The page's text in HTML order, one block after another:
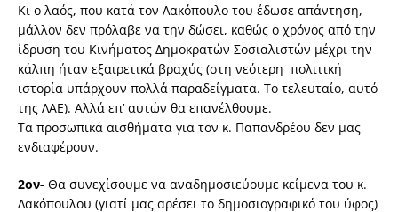
Κι ο λαός, που κατά τον Λακόπουλο του έδωσε απάντηση,
μάλλον δεν πρόλαβε να την δώσει, καθώς ο χρόνος από την
ίδρυση του Κινήματος Δημοκρατών Σοσιαλιστών μέχρι την
κάλπη ήταν εξαιρετικά βραχύς (στη νεότερη πολιτική
ιστορία υπάρχουν πολλά παραδείγματα. Το τελευταίο, αυτό
της ΛΑΕ). Αλλά επ’ αυτών θα επανέλθουμε.
Τα προσωπικά αισθήματα για τον κ. Παπανδρέου δεν μας
ενδιαφέρουν.
2ον- Θα συνεχίσουμε να αναδημοσιεύουμε κείμενα του κ.
Λακόπουλου (γιατί μας αρέσει το δημοσιογραφικό του ύφος)